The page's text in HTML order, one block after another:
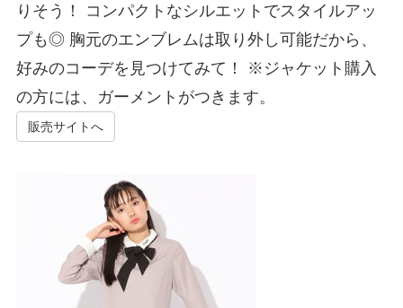
りそう！ コンパクトなシルエットでスタイルアッ
プも◎ 胸元のエンブレムは取り外し可能だから、
好みのコーデを見つけてみて！ ※ジャケット購入
の方には、ガーメントがつきます。
販売サイトへ